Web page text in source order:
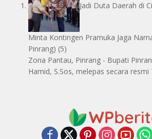
Jadi Duta Daerah di
Minta Kontingen Pramuka Jaga
Pinrang) (5)
Zona Pantau, Pinrang - Bupati
Hamid, S.Sos, melepas secara resmi